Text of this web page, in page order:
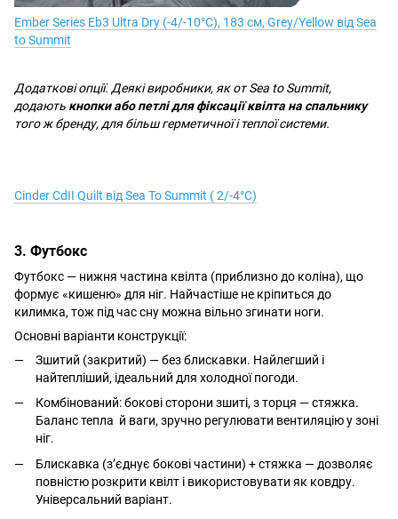
Ember Series Eb3 Ultra Dry (-4/-10°C), 183 см, Grey/Yellow від Sea
to Summit
Додаткові опції. Деякі виробники, як от Sea to Summit,
додають кнопки або петлі для фіксації квілта на спальнику
того ж бренду, для більш герметичної і теплої системи.
Cinder CdII Quilt від Sea To Summit ( 2/-4°C)
3. Футбокс
Футбокс — нижня частина квілта (приблизно до коліна), що
формує «кишеню» для ніг. Найчастіше не кріпиться до
килимка, тож під час сну можна вільно згинати ноги.
Основні варіанти конструкції:
Зшитий (закритий) — без блискавки. Найлегший і
найтепліший, ідеальний для холодної погоди.
Комбінований: бокові сторони зшиті, з торця — стяжка.
Баланс тепла й ваги, зручно регулювати вентиляцію у зоні
ніг.
Блискавка (з’єднує бокові частини) + стяжка — дозволяє
повністю розкрити квілт і використовувати як ковдру.
Універсальний варіант.